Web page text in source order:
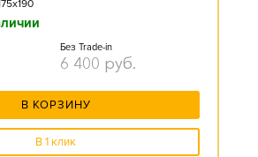
Без Trade-in
6 400 руб.
В КОРЗИНУ
В 1 клик